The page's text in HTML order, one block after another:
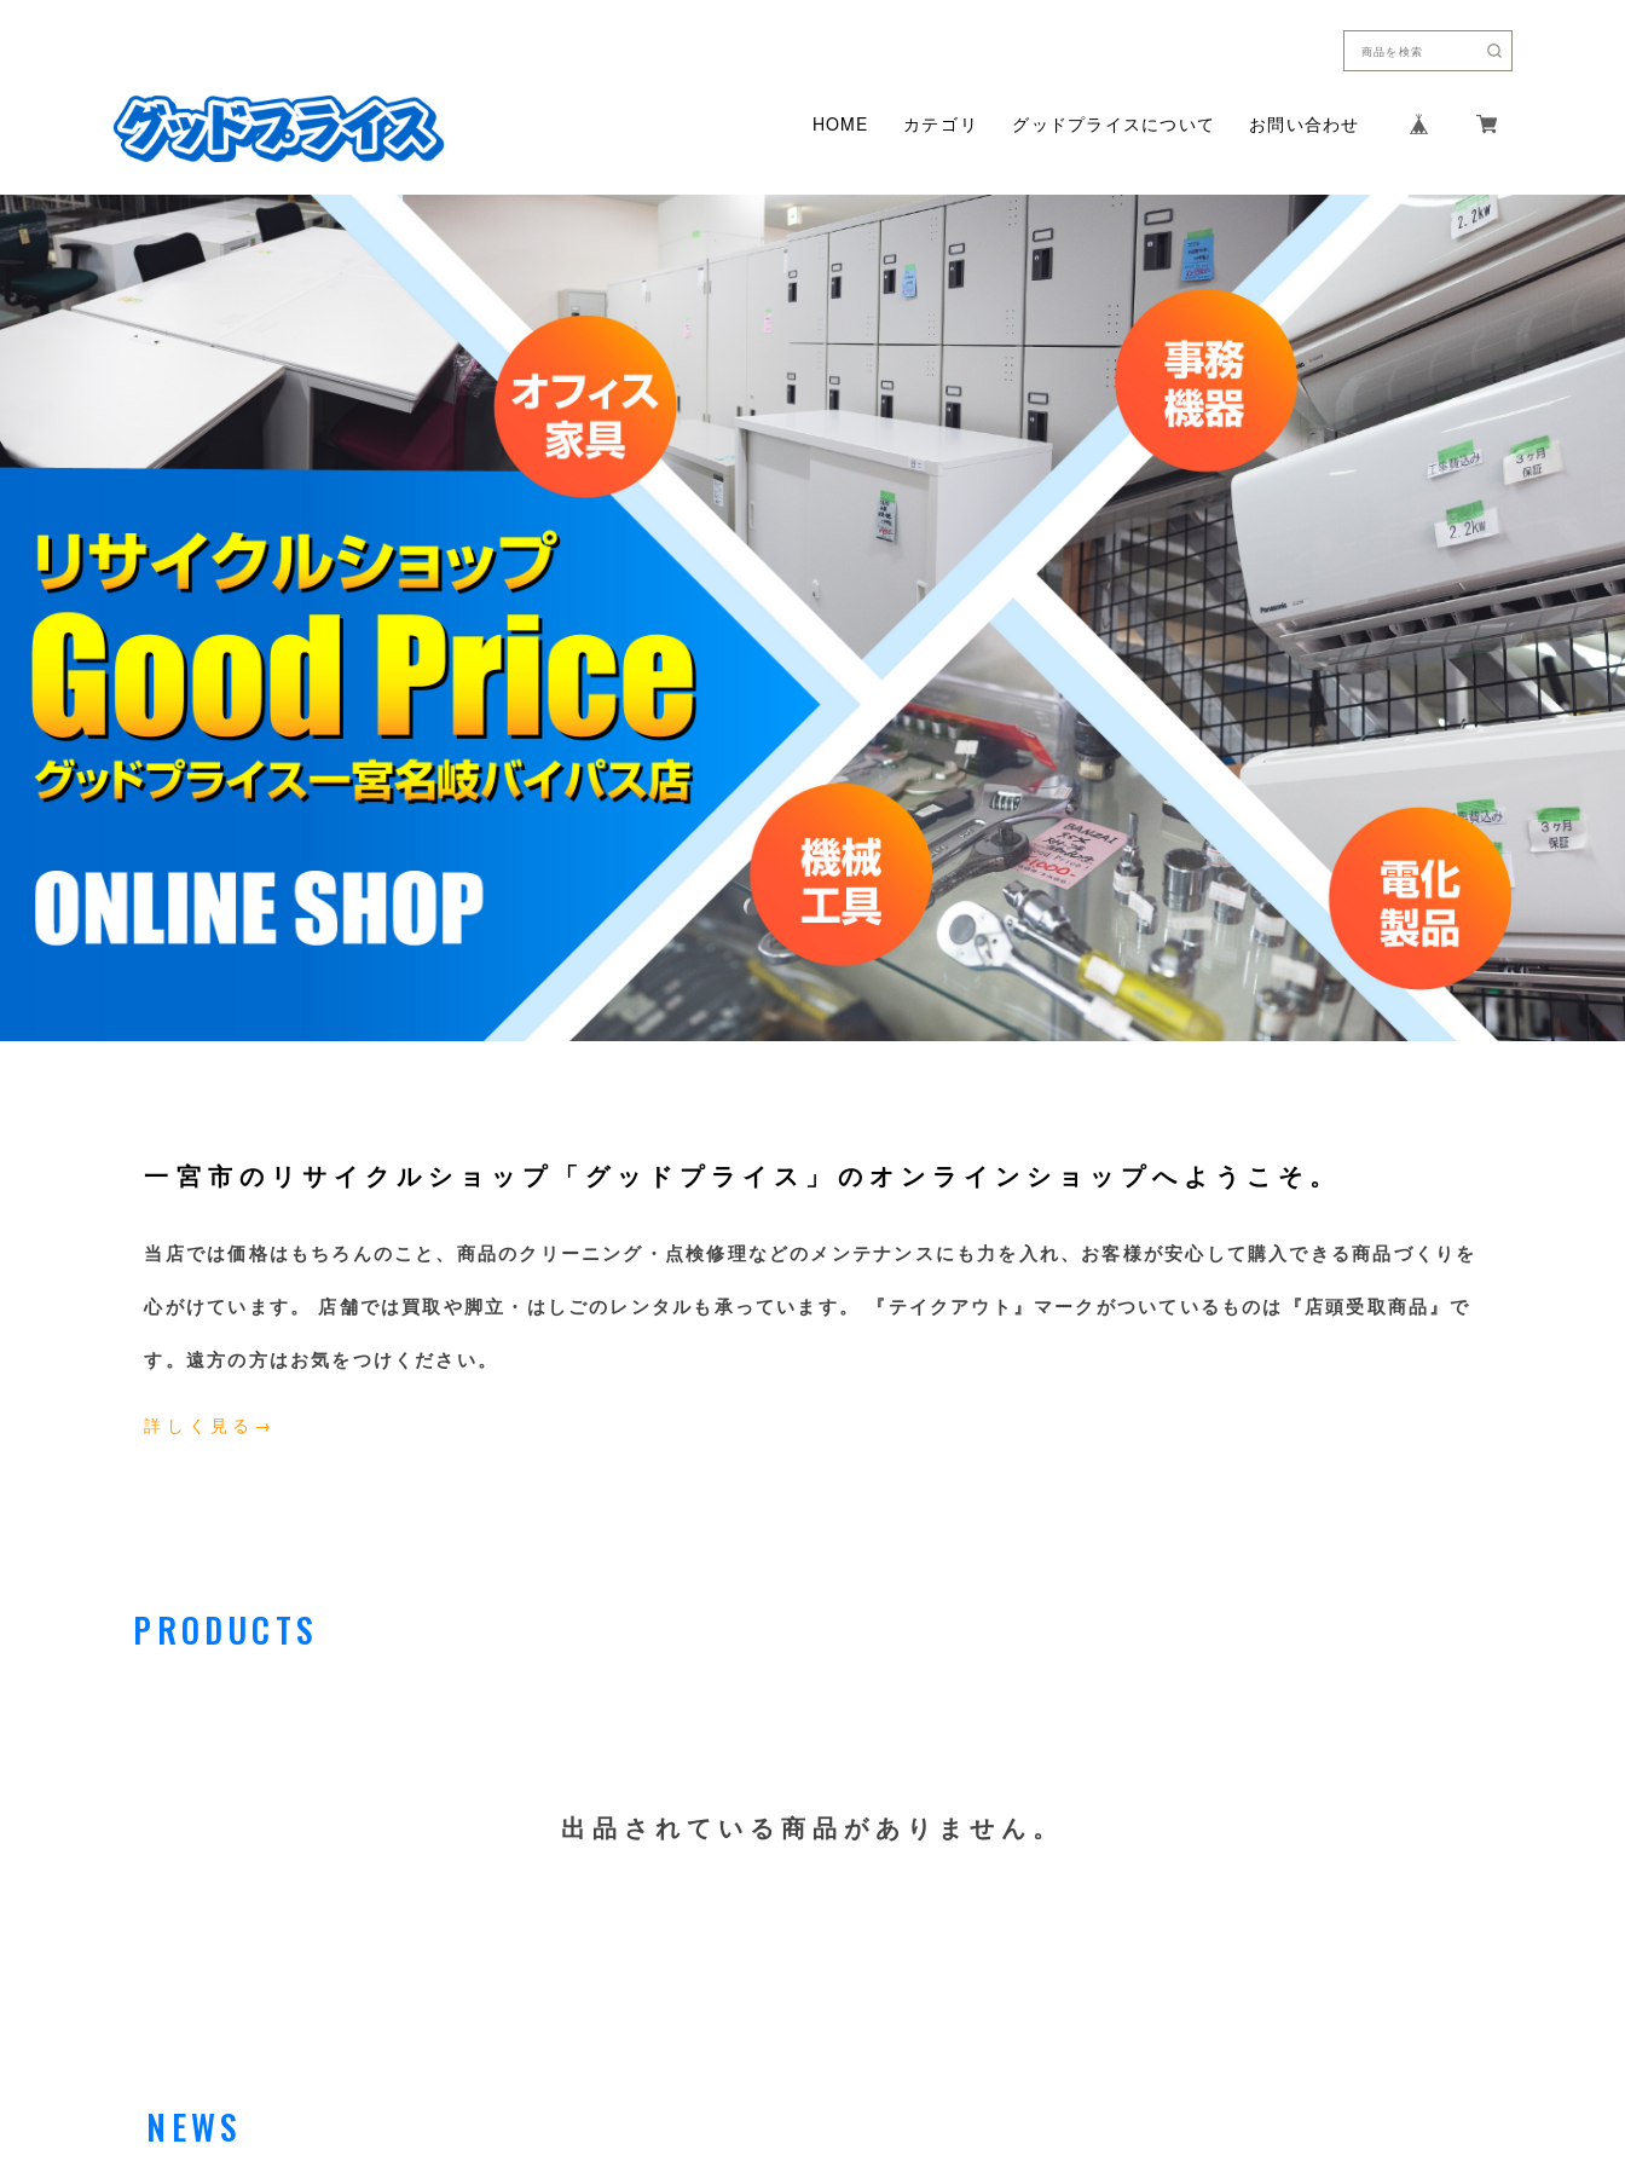
HOME カテゴリ グッドプライスについて お問い合わせ
一宮市のリサイクルショップ「グッドプライス」のオンラインショップへようこそ。
当店では価格はもちろんのこと、商品のクリーニング・点検修理などのメンテナンスにも力を入れ、お客様が安心して購入できる商品づくりを
心がけています。 店舗では買取や脚立・はしごのレンタルも承っています。 『テイクアウト』マークがついているものは『店頭受取商品』で
す。遠方の方はお気をつけください。
詳しく見る→
PRODUCTS
出品されている商品がありません。
NEWS